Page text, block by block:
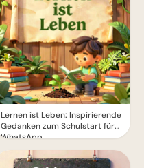
Lernen ist Leben: Inspirierende
Gedanken zum Schulstart für
WhatsApp.